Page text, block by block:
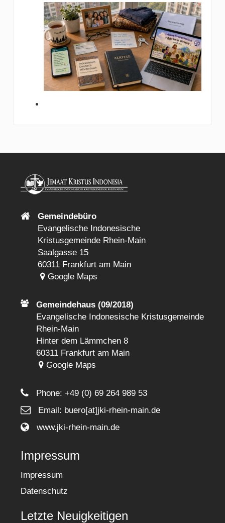
Gemeindebüro
Evangelische Indonesische
Kristusgemeinde Rhein-Main
Saalgasse 15
60311 Frankfurt am Main
Google Maps
Gemeindehaus (09/2018)
Evangelische Indonesische Kristusgemeinde
Rhein-Main
Hinter dem Lämmchen 8
60311 Frankfurt am Main
Google Maps
Phone:+49 (0) 69 264 989 53
Email: buero[at]jki-rhein-main.de
www.jki-rhein-main.de
Impressum
Impressum
Datenschutz
Letzte Neuigkeitigen